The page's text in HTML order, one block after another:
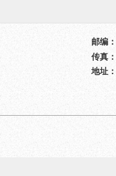
邮编：
传真：
地址：